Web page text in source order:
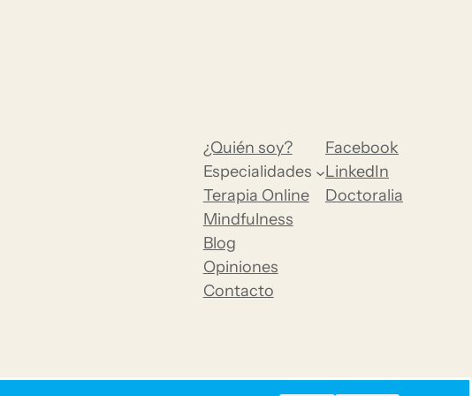
¿Quién soy?
Especialidades
Terapia Online
Mindfulness
Blog
Opiniones
Contacto
Facebook
LinkedIn
Doctoralia